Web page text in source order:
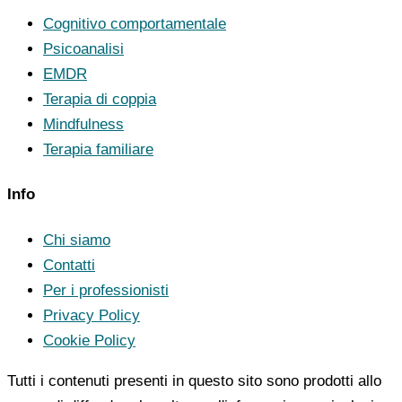
Cognitivo comportamentale
Psicoanalisi
EMDR
Terapia di coppia
Mindfulness
Terapia familiare
Info
Chi siamo
Contatti
Per i professionisti
Privacy Policy
Cookie Policy
Tutti i contenuti presenti in questo sito sono prodotti allo